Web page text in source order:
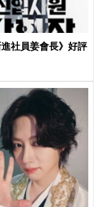
社員姜會長》好評